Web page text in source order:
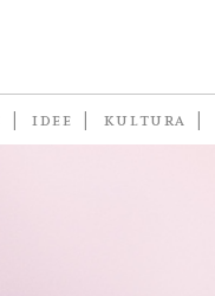
IDEE KULTURA